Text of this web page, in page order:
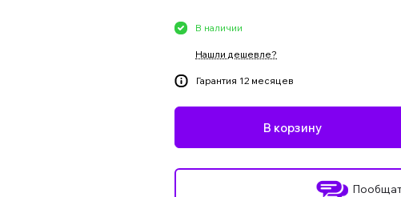
В корзину
В наличии
Нашли дешевле?
Гарантия 12 месяцев